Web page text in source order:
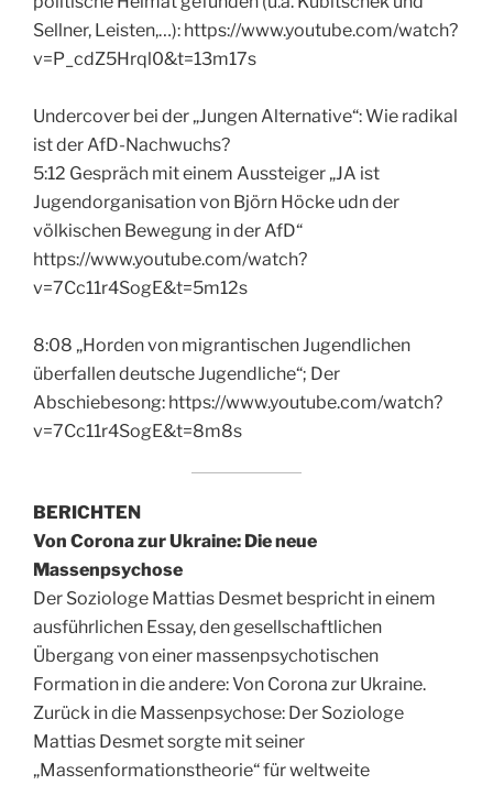
Sellner, Leisten,…): https://www.youtube.com/watch?
v=P_cdZ5Hrql0&t=13m17s
Undercover bei der „Jungen Alternative“: Wie radikal
ist der AfD-Nachwuchs?
5:12 Gespräch mit einem Aussteiger „JA ist
Jugendorganisation von Björn Höcke udn der
völkischen Bewegung in der AfD“
https://www.youtube.com/watch?
v=7Cc11r4SogE&t=5m12s
8:08 „Horden von migrantischen Jugendlichen
überfallen deutsche Jugendliche“; Der
Abschiebesong: https://www.youtube.com/watch?
v=7Cc11r4SogE&t=8m8s
BERICHTEN
Von Corona zur Ukraine: Die neue
Massenpsychose
Der Soziologe Mattias Desmet bespricht in einem
ausführlichen Essay, den gesellschaftlichen
Übergang von einer massenpsychotischen
Formation in die andere: Von Corona zur Ukraine.
Zurück in die Massenpsychose: Der Soziologe
Mattias Desmet sorgte mit seiner
„Massenformationstheorie“ für weltweite